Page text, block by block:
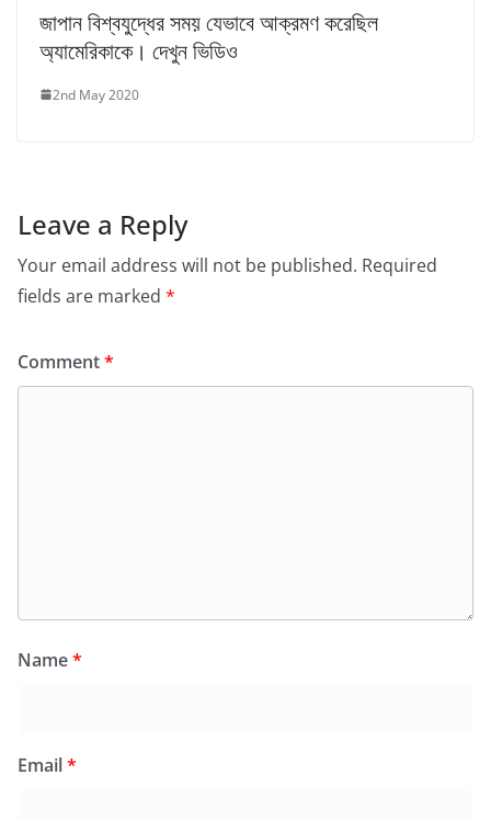
জাপান বিশ্বযুদ্ধের সময় যেভাবে আক্রমণ করেছিল
অ্যামেরিকাকে। দেখুন ভিডিও
2nd May 2020
Leave a Reply
Your email address will not be published. Required
fields are marked *
Comment*
Name*
Email*